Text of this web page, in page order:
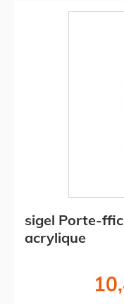
sigel Porte-
acrylique